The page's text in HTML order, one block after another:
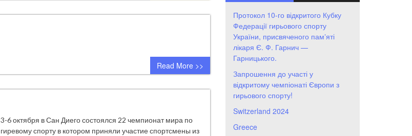
Read More >>
3-6 октября в Сан Диего состоялся 22 чемпионат мира по
гиревому спорту в котором приняли участие спортсмены из
Протокол 10-го відкритого Кубку
Федерації гирьового спорту
України, присвяченого памʼяті
лікаря Є. Ф. Гарнич —
Гарницького.
Запрошення до участі у
відкритому чемпіонаті Європи з
гирьового спорту!
Switzerland 2024
Greece